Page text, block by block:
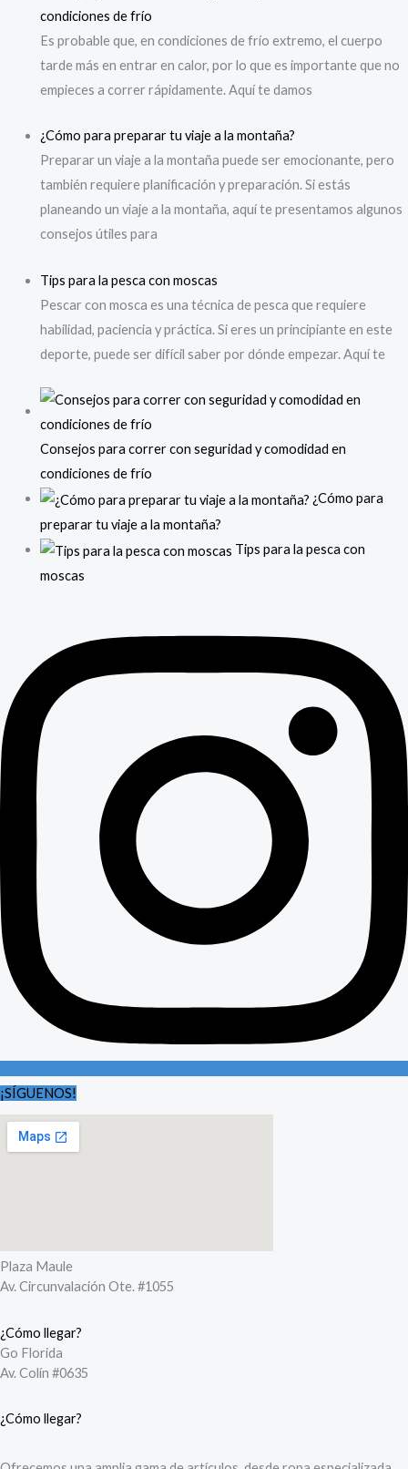
condiciones de frío
Es probable que, en condiciones de frío extremo, el cuerpo
tarde más en entrar en calor, por lo que es importante que no
empieces a correr rápidamente. Aquí te damos
¿Cómo para preparar tu viaje a la montaña?
Preparar un viaje a la montaña puede ser emocionante, pero
también requiere planificación y preparación. Si estás
planeando un viaje a la montaña, aquí te presentamos algunos
consejos útiles para
Tips para la pesca con moscas
Pescar con mosca es una técnica de pesca que requiere
habilidad, paciencia y práctica. Si eres un principiante en este
deporte, puede ser difícil saber por dónde empezar. Aquí te
Consejos para correr con seguridad y comodidad en
condiciones de frío
¿Cómo para
preparar tu viaje a la montaña?
Tips para la pesca con
moscas
¡SÍGUENOS!
Plaza Maule
Av. Circunvalación Ote. #1055
¿Cómo llegar?
Go Florida
Av. Colín #0635
¿Cómo llegar?